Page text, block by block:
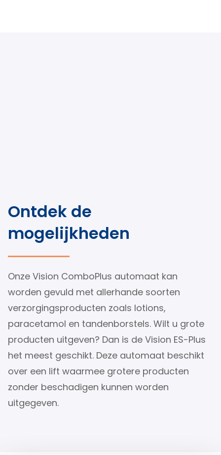
Ontdek de
mogelijkheden
Onze Vision ComboPlus automaat kan
worden gevuld met allerhande soorten
verzorgingsproducten zoals lotions,
paracetamol en tandenborstels. Wilt u grote
producten uitgeven? Dan is de Vision ES-Plus
het meest geschikt. Deze automaat beschikt
over een lift waarmee grotere producten
zonder beschadigen kunnen worden
uitgegeven.